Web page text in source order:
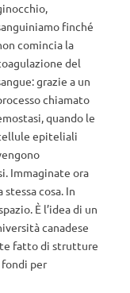
finché
comincia la
del
grazie a un
chiamato
quando le
epiteliali
Immaginate ora
cosa. In
È l’idea di un
canadese
fatto di strutture
per